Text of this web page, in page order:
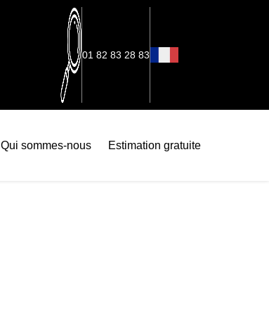
01 82 83 28 83
Qui sommes-nous Estimation gratuite